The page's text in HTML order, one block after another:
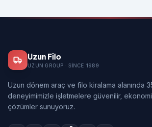
Uzun Filo
UZUN GROUP · SINCE 1989
Uzun dönem araç ve filo kiralama alanında 35
deneyimimizle işletmelere güvenilir,
çözümler sunuyoruz.